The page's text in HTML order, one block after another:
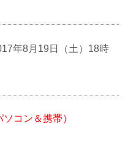
年8月19日（土）18時
コン＆携帯）